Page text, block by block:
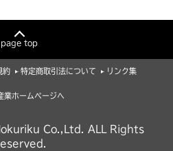
page top
約 特定商取引法について リンク集
業ホームページへ
Co.,Ltd. ALL Rights